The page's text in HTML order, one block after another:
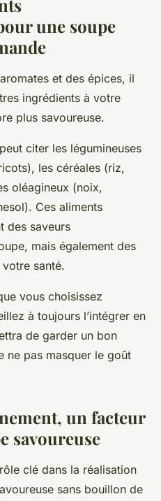
une soupe
et des épices, il
ingrédients à votre
plus savoureuse.
citer les légumineuses
les céréales (riz,
oléagineux (noix,
Ces aliments
des saveurs
mais également des
santé.
vous choisissez
à toujours l’intégrer en
de garder un bon
ne pas masquer le goût
un facteur
savoureuse
clé dans la réalisation
sans bouillon de